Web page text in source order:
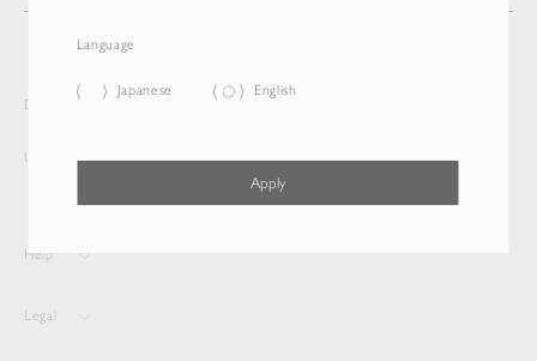
Language
Japanese English
Apply
Delivery destination and Language
United States English
Help
Legal